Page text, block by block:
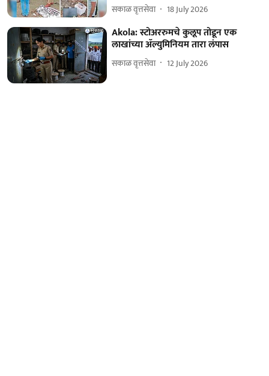
सकाळ वृत्तसेवा 18 July 2026
Akola: स्टोअररुमचे कुलूप तोडून एक
लाखांच्या ॲल्युमिनियम तारा लंपास
सकाळ वृत्तसेवा 12 July 2026